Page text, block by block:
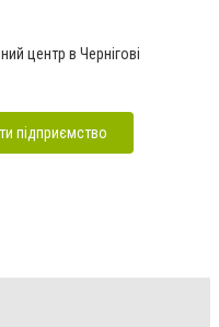
центр в Чернігові
підприємство